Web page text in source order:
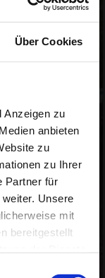
Über Cookies
Anzeigen zu
anbieten
zu
zu Ihrer
Partner für
Unsere
mit
bereitgestellt
Naumburg,